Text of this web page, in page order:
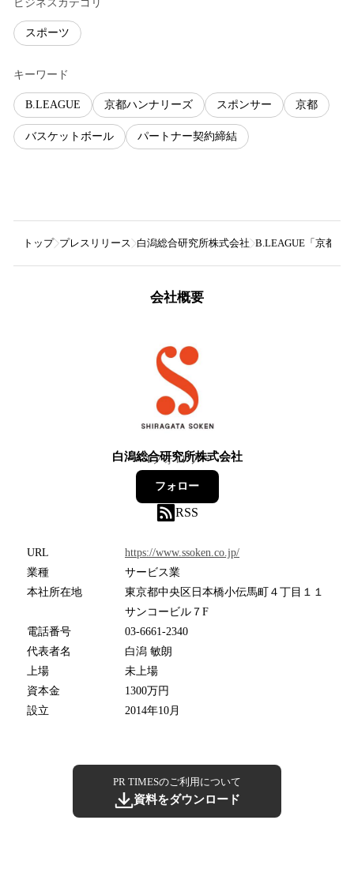
ビジネスカテゴリ
スポーツ
キーワード
B.LEAGUE 京都ハンナリーズ スポンサー 京都
バスケットボール パートナー契約締結
トップ プレスリリース 白潟総合研究所株式会社 B.LEAGUE「京都ハ
会社概要
白潟総合研究所株式会社
4フォロワー
フォロー
RSS
URL
https://www.ssoken.co.jp/
業種
サービス業
本社所在地
東京都中央区日本橋小伝馬町４丁目１１
サンコービル７F
電話番号
03-6661-2340
代表者名
白潟 敏朗
上場
未上場
資本金
1300万円
設立
2014年10月
PR TIMESのご利用について
資料をダウンロード